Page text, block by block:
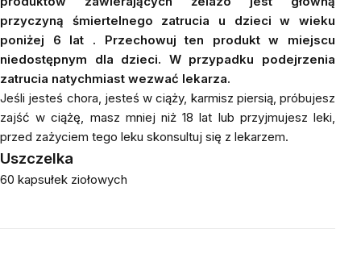
przyczyną śmiertelnego zatrucia u dzieci w wieku
poniżej 6 lat
.
Przechowuj ten produkt w miejscu
niedostępnym dla dzieci. W przypadku podejrzenia
zatrucia natychmiast wezwać lekarza.
Jeśli jesteś chora, jesteś w ciąży, karmisz piersią, próbujesz
zajść w ciążę, masz mniej niż 18 lat lub przyjmujesz leki,
przed zażyciem tego leku skonsultuj się z lekarzem.
Uszczelka
60 kapsułek ziołowych